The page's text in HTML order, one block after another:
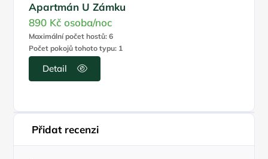
Apartmán U Zámku
890 Kčosoba/noc
Maximální počet hostů: 6
Počet pokojů tohoto typu: 1
Detail
Přidat recenzi